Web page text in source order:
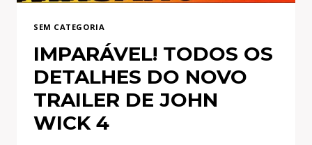
SEM CATEGORIA
IMPARÁVEL! TODOS OS
DETALHES DO NOVO
TRAILER DE JOHN
WICK 4